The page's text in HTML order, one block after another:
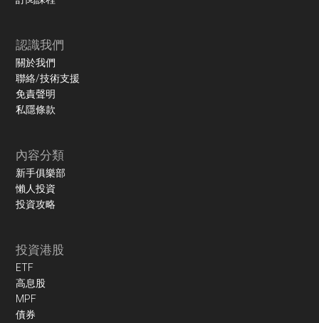
認識我們
關於我們
聯絡/技術支援
免責聲明
私隱條款
內容分類
新手俱樂部
懶人投資
投資攻略
投資港股
ETF
高息股
MPF
債券